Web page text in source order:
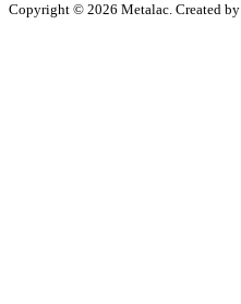
Copyright © 2026 Metalac. Created by